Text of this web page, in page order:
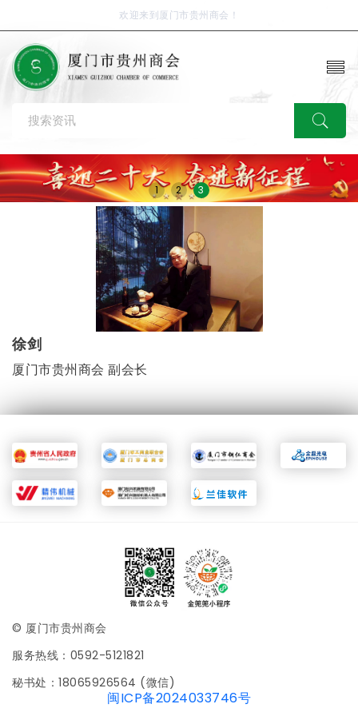
欢迎来到厦门市贵州商会！
1 2 3
徐剑
厦门市贵州商会 副会长
© 厦门市贵州商会
服务热线：0592-5121821
秘书处：18065926564 (微信)
闽ICP备2024033746号